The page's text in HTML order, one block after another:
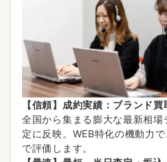
【信頼】成約実績：ブランド
全国から集まる膨大な最新相
定に反映。WEB特化の機動力
で評価します。